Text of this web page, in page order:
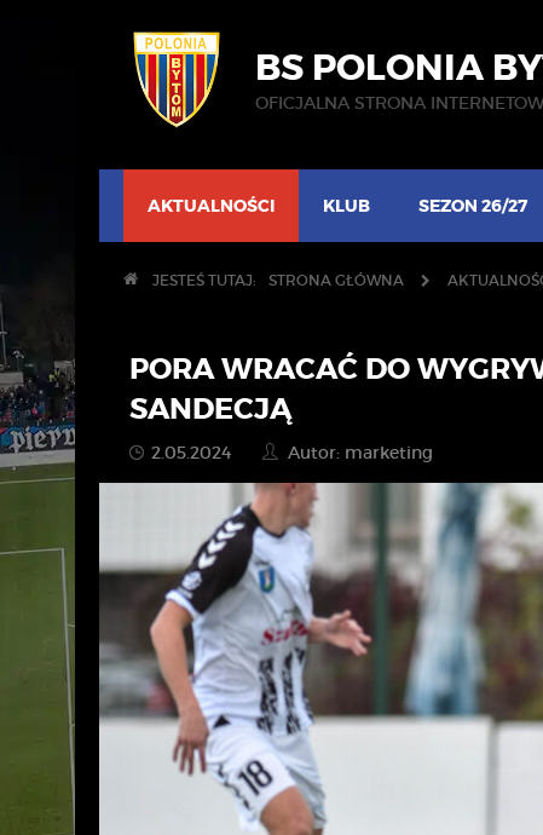
BS POLONIA
OFICJALNA STRONA
AKTUALNOŚCI KLUB SEZON 26/27
JESTEŚ TUTAJ: STRONA GŁÓWNA
PORA WRACAĆ DO
SANDECJĄ
2.05.2024 Autor: marketing